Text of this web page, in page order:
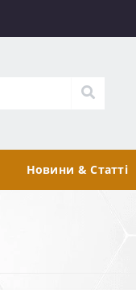
Новини & Статті